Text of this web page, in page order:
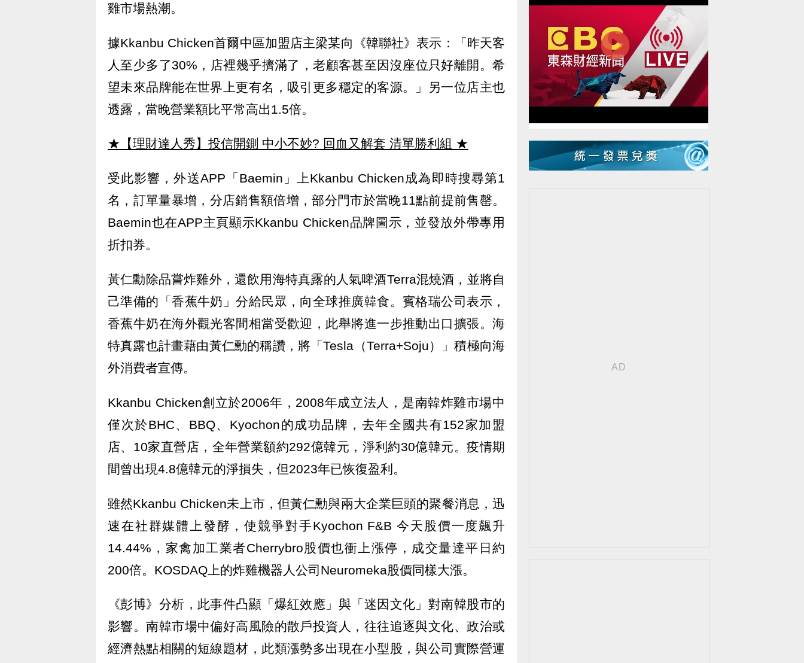
雞市場熱潮。
據Kkanbu Chicken首爾中區加盟店主梁某向《韓聯社》表示：「昨天客
人至少多了30%，店裡幾乎擠滿了，老顧客甚至因沒座位只好離開。希
望未來品牌能在世界上更有名，吸引更多穩定的客源。」另一位店主也
透露，當晚營業額比平常高出1.5倍。
★【理財達人秀】投信開鍘 中小不妙? 回血又解套 清單勝利組 ★
受此影響，外送APP「Baemin」上Kkanbu Chicken成為即時搜尋第1
名，訂單量暴增，分店銷售額倍增，部分門市於當晚11點前提前售罄。
Baemin也在APP主頁顯示Kkanbu Chicken品牌圖示，並發放外帶專用
折扣券。
黃仁勳除品嘗炸雞外，還飲用海特真露的人氣啤酒Terra混燒酒，並將自
己準備的「香蕉牛奶」分給民眾，向全球推廣韓食。賓格瑞公司表示，
香蕉牛奶在海外觀光客間相當受歡迎，此舉將進一步推動出口擴張。海
特真露也計畫藉由黃仁勳的稱讚，將「Tesla（Terra+Soju）」積極向海
外消費者宣傳。
Kkanbu Chicken創立於2006年，2008年成立法人，是南韓炸雞市場中
僅次於BHC、BBQ、Kyochon的成功品牌，去年全國共有152家加盟
店、10家直營店，全年營業額約292億韓元，淨利約30億韓元。疫情期
間曾出現4.8億韓元的淨損失，但2023年已恢復盈利。
雖然Kkanbu Chicken未上市，但黃仁勳與兩大企業巨頭的聚餐消息，迅
速在社群媒體上發酵，使競爭對手Kyochon F&B 今天股價一度飆升
14.44%，家禽加工業者Cherrybro股價也衝上漲停，成交量達平日約
200倍。KOSDAQ上的炸雞機器人公司Neuromeka股價同樣大漲。
《彭博》分析，此事件凸顯「爆紅效應」與「迷因文化」對南韓股市的
影響。南韓市場中偏好高風險的散戶投資人，往往追逐與文化、政治或
經濟熱點相關的短線題材，此類漲勢多出現在小型股，與公司實際營運